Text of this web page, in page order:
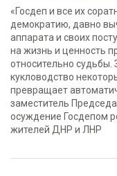
«Госдеп и все их
демократию, давно
аппарата и своих
на жизнь и ценность
относительно судьбы.
кукловодство
превращает
заместитель
осуждение Госдепом
жителей ДНР и ЛНР